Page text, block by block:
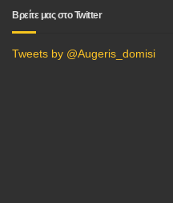
Βρείτε μας στο Twitter
Tweets by @Augeris_domisi